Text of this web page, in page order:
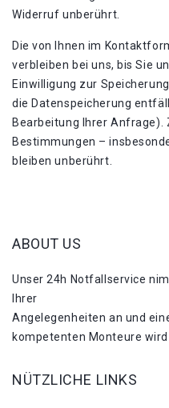
Widerruf unberührt.
Die von Ihnen im
verbleiben bei uns, bis Sie
Einwilligung zur
die Datenspeicherung
Bearbeitung Ihrer Anfrage).
Bestimmungen –
bleiben unberührt.
ABOUT US
Unser 24h Notfallservice
Ihrer
Angelegenheiten an und
kompetenten Monteure
NÜTZLICHE LINKS